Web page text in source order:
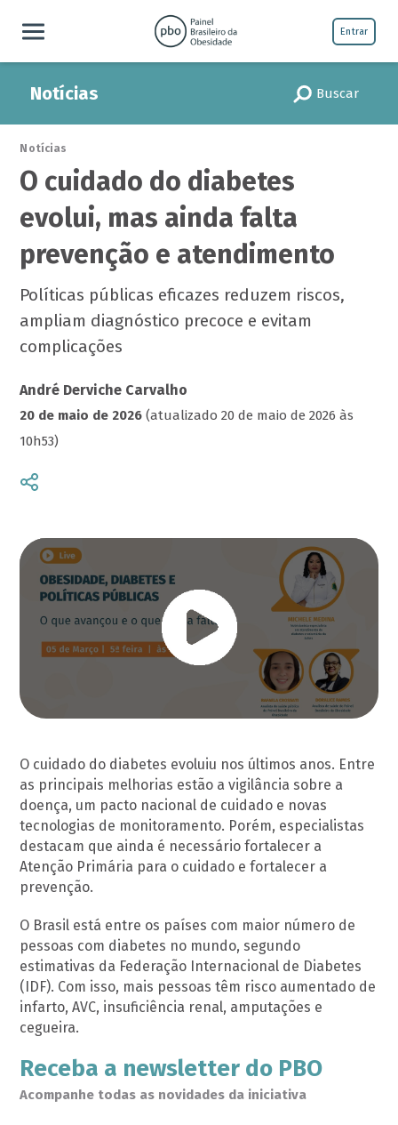
Entrar
Notícias Buscar
Notícias
O cuidado do diabetes
evolui, mas ainda falta
prevenção e atendimento
Políticas públicas eficazes reduzem riscos,
ampliam diagnóstico precoce e evitam
complicações
André Derviche Carvalho
20 de maio de 2026 (atualizado 20 de maio de 2026 às
10h53)
O cuidado do diabetes evoluiu nos últimos anos. Entre
as principais melhorias estão a vigilância sobre a
doença, um pacto nacional de cuidado e novas
tecnologias de monitoramento. Porém, especialistas
destacam que ainda é necessário fortalecer a
Atenção Primária para o cuidado e fortalecer a
prevenção.
O Brasil está entre os países com maior número de
pessoas com diabetes no mundo, segundo
estimativas da Federação Internacional de Diabetes
(IDF). Com isso, mais pessoas têm risco aumentado de
infarto, AVC, insuficiência renal, amputações e
cegueira.
Receba a newsletter do PBO
Acompanhe todas as novidades da iniciativa